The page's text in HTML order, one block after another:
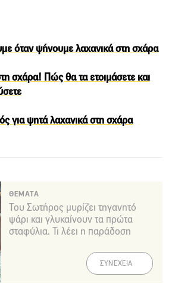
όταν ψήνουμε λαχανικά στη σχάρα
σχάρα! Πώς θα τα ετοιμάσετε και
για ψητά λαχανικά στη σχάρα
ΘΕΜΑΤΑ
Του Σωτήρος μυρίζει τηγανητό
ψάρι και γλυκαίνουν τα πρώτα
σταφύλια. Τι λέει η παράδοση
ΣΥΝΕΧΕΙΑ